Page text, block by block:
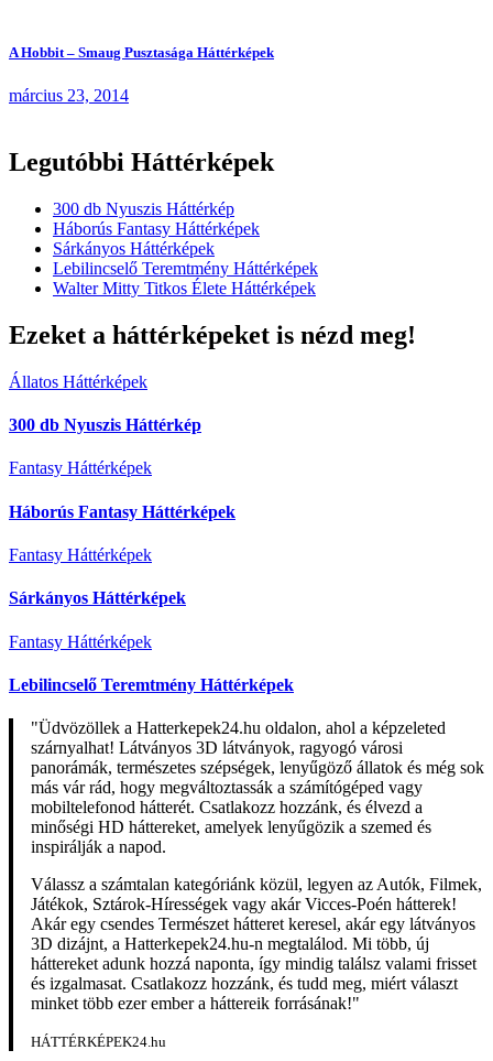
A Hobbit – Smaug Pusztasága Háttérképek
március 23, 2014
Legutóbbi Háttérképek
300 db Nyuszis Háttérkép
Háborús Fantasy Háttérképek
Sárkányos Háttérképek
Lebilincselő Teremtmény Háttérképek
Walter Mitty Titkos Élete Háttérképek
Ezeket a háttérképeket is nézd meg!
Állatos Háttérképek
300 db Nyuszis Háttérkép
Fantasy Háttérképek
Háborús Fantasy Háttérképek
Fantasy Háttérképek
Sárkányos Háttérképek
Fantasy Háttérképek
Lebilincselő Teremtmény Háttérképek
"Üdvözöllek a Hatterkepek24.hu oldalon, ahol a képzeleted
szárnyalhat! Látványos 3D látványok, ragyogó városi
panorámák, természetes szépségek, lenyűgöző állatok és még sok
más vár rád, hogy megváltoztassák a számítógéped vagy
mobiltelefonod hátterét. Csatlakozz hozzánk, és élvezd a
minőségi HD háttereket, amelyek lenyűgözik a szemed és
inspirálják a napod.
Válassz a számtalan kategóriánk közül, legyen az Autók, Filmek,
Játékok, Sztárok-Hírességek vagy akár Vicces-Poén hátterek!
Akár egy csendes Természet hátteret keresel, akár egy látványos
3D dizájnt, a Hatterkepek24.hu-n megtalálod. Mi több, új
háttereket adunk hozzá naponta, így mindig találsz valami frisset
és izgalmasat. Csatlakozz hozzánk, és tudd meg, miért választ
minket több ezer ember a háttereik forrásának!"
HÁTTÉRKÉPEK24.hu